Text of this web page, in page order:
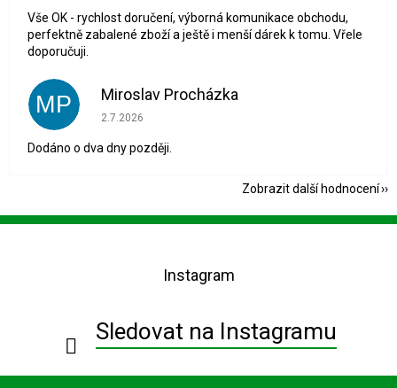
Vše OK - rychlost doručení, výborná komunikace obchodu,
perfektně zabalené zboží a ještě i menší dárek k tomu. Vřele
doporučuji.
MP Miroslav Procházka
Hodnocení obchodu je 1 z 5 hvězdiček.
2.7.2026
Dodáno o dva dny později.
Zobrazit další hodnocení
Z
Instagram
Sledovat na Instagramu